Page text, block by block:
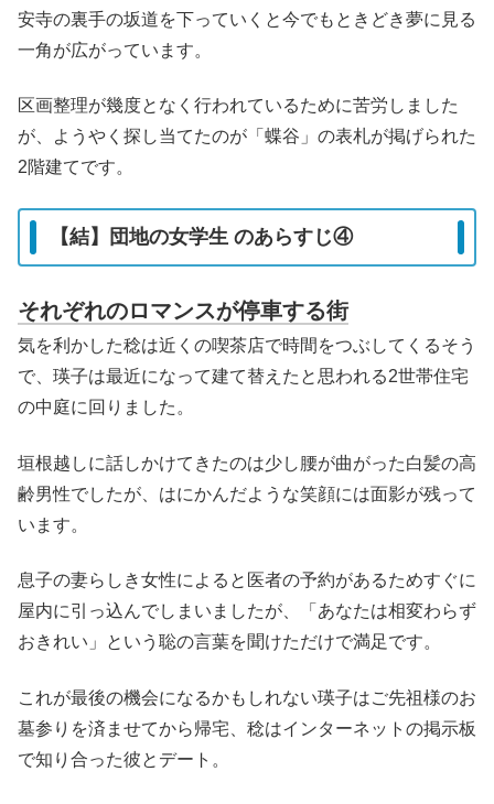
安寺の裏手の坂道を下っていくと今でもときどき夢に見る
一角が広がっています。
区画整理が幾度となく行われているために苦労しました
が、ようやく探し当てたのが「蝶谷」の表札が掲げられた
2階建てです。
【結】団地の女学生 のあらすじ④
それぞれのロマンスが停車する街
気を利かした稔は近くの喫茶店で時間をつぶしてくるそう
で、瑛子は最近になって建て替えたと思われる2世帯住宅
の中庭に回りました。
垣根越しに話しかけてきたのは少し腰が曲がった白髪の高
齢男性でしたが、はにかんだような笑顔には面影が残って
います。
息子の妻らしき女性によると医者の予約があるためすぐに
屋内に引っ込んでしまいましたが、「あなたは相変わらず
おきれい」という聡の言葉を聞けただけで満足です。
これが最後の機会になるかもしれない瑛子はご先祖様のお
墓参りを済ませてから帰宅、稔はインターネットの掲示板
で知り合った彼とデート。